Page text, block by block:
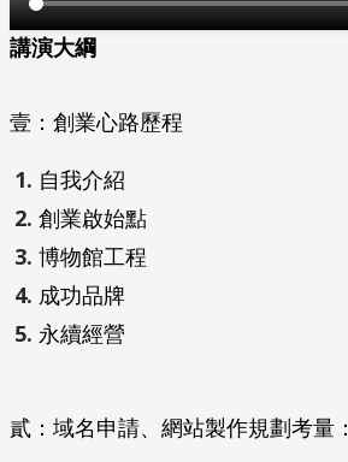
講演大綱
壹：創業心路歷程
自我介紹
創業啟始點
博物館工程
成功品牌
永續經營
貳：域名申請、網站製作規劃考量：